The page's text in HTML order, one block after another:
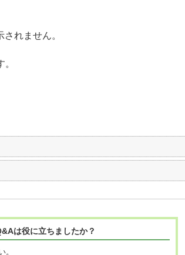
れません。
は役に立ちましたか？
。